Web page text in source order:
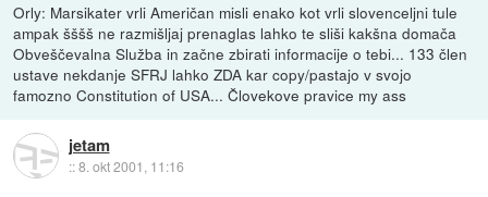
Orly: Marsikater vrli Američan misli enako kot vrli slovenceljni tule
ampak šššš ne razmišljaj prenaglas lahko te sliši kakšna domača
Obveščevalna Služba in začne zbirati informacije o tebi... 133 člen
ustave nekdanje SFRJ lahko ZDA kar copy/pastajo v svojo
famozno Constitution of USA... Človekove pravice my ass
jetam
::8. okt 2001, 11:16